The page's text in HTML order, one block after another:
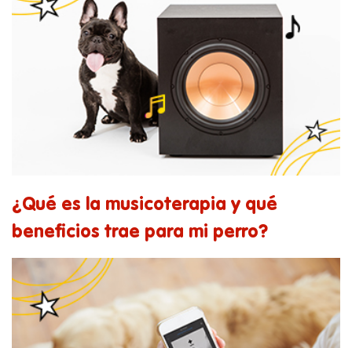
¿Qué es la musicoterapia y qué
beneficios trae para mi perro?